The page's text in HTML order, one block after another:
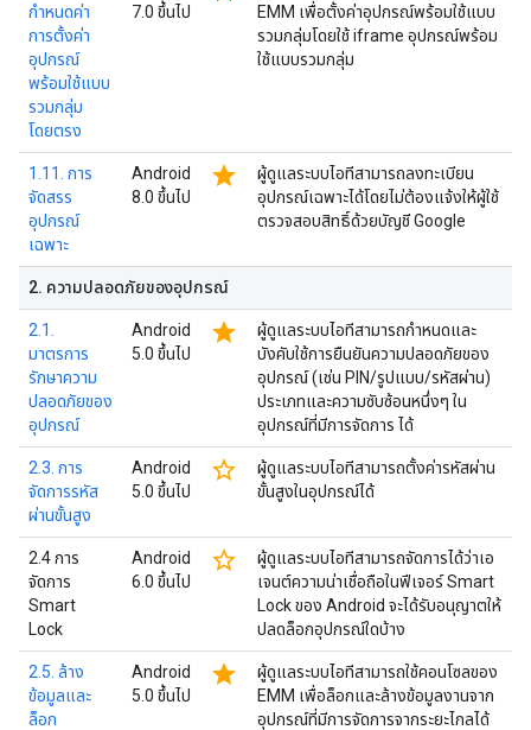
กำหนดค่า
การตั้งค่า
อุปกรณ์
พร้อมใช้แบบ
รวมกลุ่ม
โดยตรง
7.0 ขึ้นไป
EMM เพื่อตั้งค่าอุปกรณ์พร้อมใช้แบบ
รวมกลุ่มโดยใช้ iframe อุปกรณ์พร้อม
ใช้แบบรวมกลุ่ม
1.11. การ
จัดสรร
อุปกรณ์
เฉพาะ
Android
8.0 ขึ้นไป
star
ผู้ดูแลระบบไอทีสามารถลงทะเบียน
อุปกรณ์เฉพาะได้โดยไม่ต้องแจ้งให้ผู้ใช้
ตรวจสอบสิทธิ์ด้วยบัญชี Google
2. ความปลอดภัยของอุปกรณ์
2.1.
มาตรการ
รักษาความ
ปลอดภัยของ
อุปกรณ์
Android
5.0 ขึ้นไป
star
ผู้ดูแลระบบไอทีสามารถกำหนดและ
บังคับใช้การยืนยันความปลอดภัยของ
อุปกรณ์ (เช่น PIN/รูปแบบ/รหัสผ่าน)
ประเภทและความซับซ้อนหนึ่งๆ ใน
อุปกรณ์ที่มีการจัดการ ได้
2.3. การ
จัดการรหัส
ผ่านขั้นสูง
Android
5.0 ขึ้นไป
star_border
ผู้ดูแลระบบไอทีสามารถตั้งค่ารหัสผ่าน
ขั้นสูงในอุปกรณ์ได้
2.4 การ
จัดการ
Smart
Lock
Android
6.0 ขึ้นไป
star_border
ผู้ดูแลระบบไอทีสามารถจัดการได้ว่าเอ
เจนต์ความน่าเชื่อถือในฟีเจอร์ Smart
Lock ของ Android จะได้รับอนุญาตให้
ปลดล็อกอุปกรณ์ใดบ้าง
2.5. ล้าง
ข้อมูลและ
ล็อก
Android
5.0 ขึ้นไป
star
ผู้ดูแลระบบไอทีสามารถใช้คอนโซลของ
EMM เพื่อล็อกและล้างข้อมูลงานจาก
อุปกรณ์ที่มีการจัดการจากระยะไกลได้